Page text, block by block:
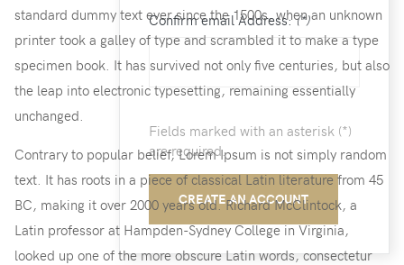
Confirm email Address: (*)
Fields marked with an asterisk (*)
are required.
CREATE AN ACCOUNT
standard dummy text ever since the 1500s, when an unknown
printer took a galley of type and scrambled it to make a type
specimen book. It has survived not only five centuries, but also
the leap into electronic typesetting, remaining essentially
unchanged.
Contrary to popular belief, Lorem Ipsum is not simply random
text. It has roots in a piece of classical Latin literature from 45
BC, making it over 2000 years old. Richard McClintock, a
Latin professor at Hampden-Sydney College in Virginia,
looked up one of the more obscure Latin words, consectetur